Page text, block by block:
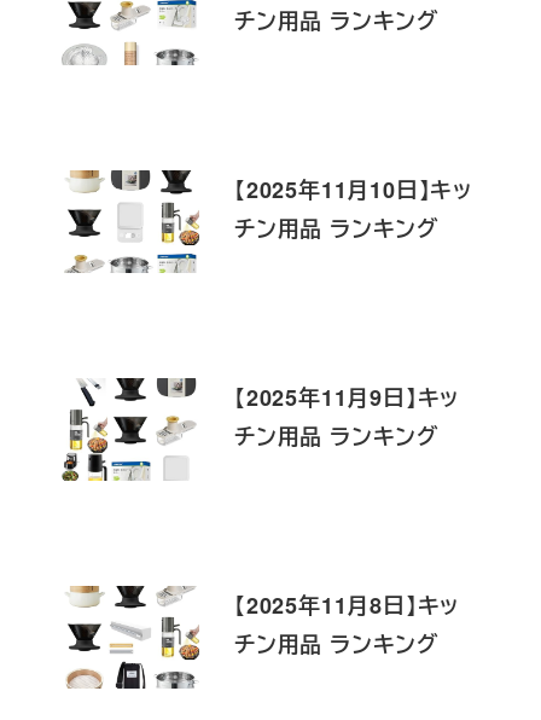
チン用品 ランキング
【2025年11月10日】キッ
チン用品 ランキング
【2025年11月9日】キッ
チン用品 ランキング
【2025年11月8日】キッ
チン用品 ランキング